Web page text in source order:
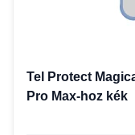
Tel Protect
Pro Max-hoz kék